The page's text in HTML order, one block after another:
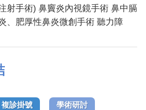
射手術) 鼻竇炎內視鏡手術 鼻中膈
、肥厚性鼻炎微創手術 聽力障
複診掛號 學術研討